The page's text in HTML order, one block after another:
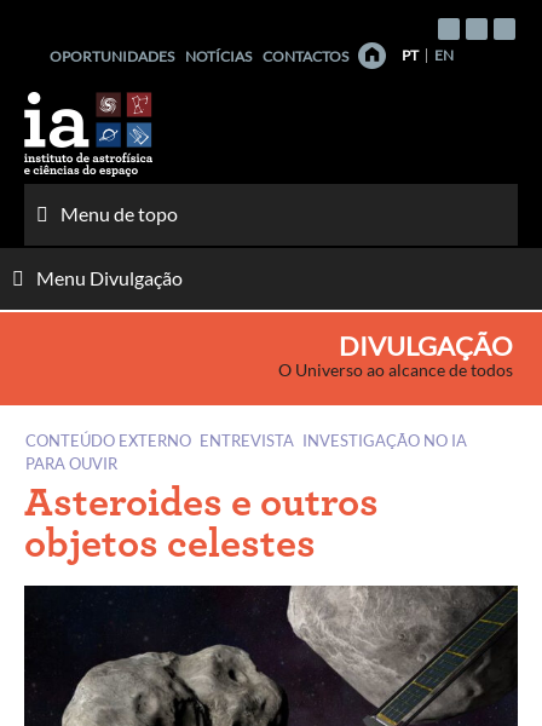
conteúdo
OPORTUNIDADES NOTÍCIAS CONTACTOS PT EN
Menu de topo
Menu Divulgação
DIVULGAÇÃO
O Universo ao alcance de todos
CONTEÚDO EXTERNO ENTREVISTA INVESTIGAÇÃO NO IA
PARA OUVIR
Asteroides e outros
objetos celestes